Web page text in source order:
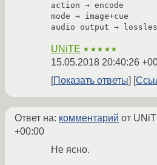
action → encode
mode → image+cue
UNiTE ★★★★★
15.05.2018 20:40:26
Показать ответы
Ответ на: комментарий от
+00:00
Не ясно.